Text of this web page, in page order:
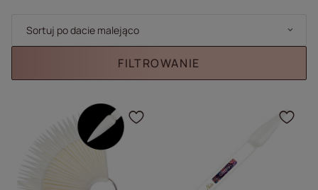
Zmień sortowanie
Sortuj po dacie malejąco
FILTROWANIE
Kliknij, aby dodać